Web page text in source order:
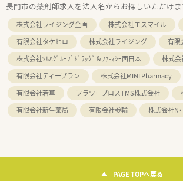
長門市の薬剤師求人を法人名からお探しいただけま
株式会社ライジング企画 株式会社エスマイル
有限会社タケヒロ
株式会社ライジング
有限
株式会社ﾂﾙﾊｸﾞﾙｰﾌﾟﾄﾞﾗｯｸﾞ＆ﾌｧ-ﾏｼｰ西日本
株式
有限会社ティープラン
株式会社MINI Pharmacy
有限会社若草
フラワーブロスTMS株式会社
有限会社新生薬局
有限会社参輪 株式会社N
PAGE TOPへ戻る